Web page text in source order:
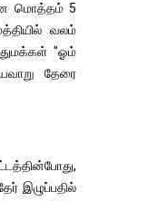
மொத்தம் 5
வலம்
"ஓம்
தேரை
இழுப்பதில்